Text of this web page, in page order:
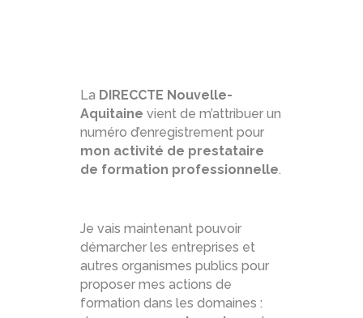
La DIRECCTE Nouvelle-
Aquitaine vient de m’attribuer un
numéro d’enregistrement pour
mon activité de prestataire
de formation professionnelle.
Je vais maintenant pouvoir
démarcher les entreprises et
autres organismes publics pour
proposer mes actions de
formation dans les domaines :